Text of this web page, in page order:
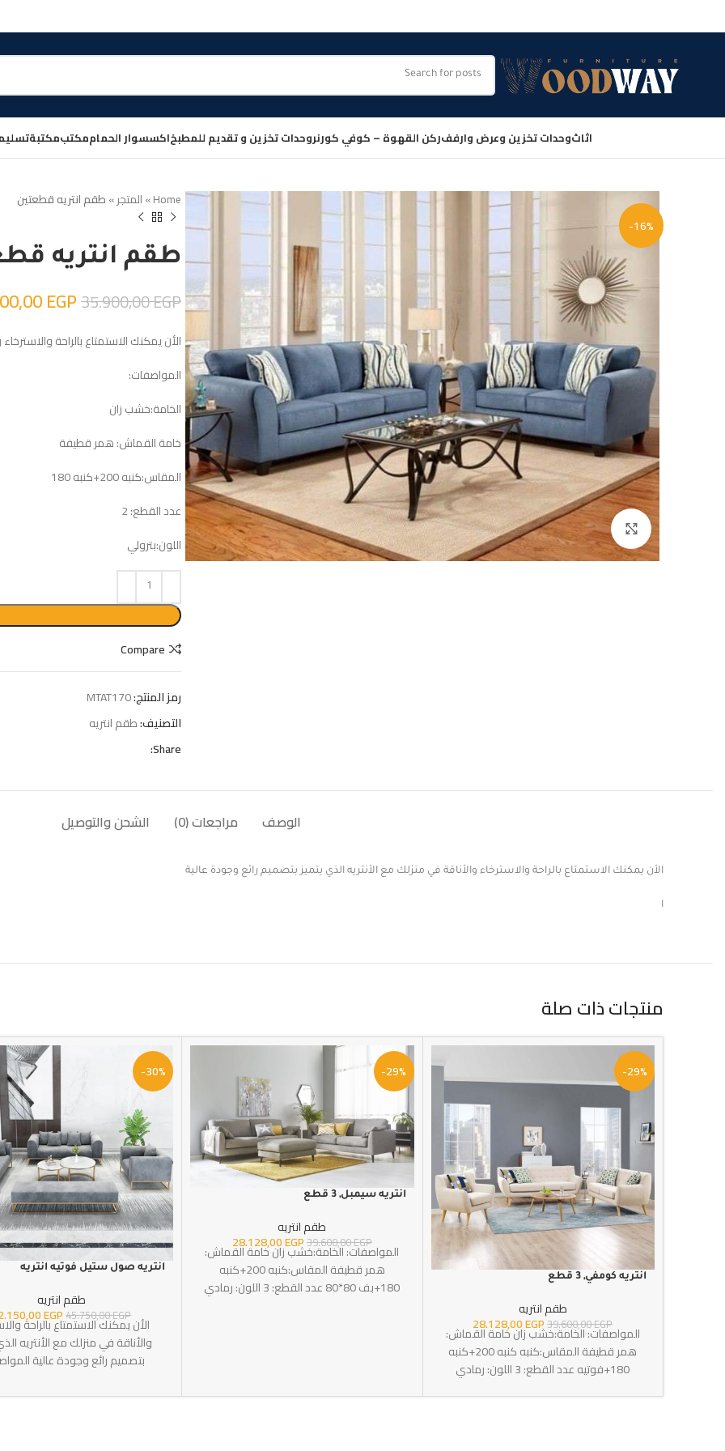
اثاثوحدات تخزين وعرض وارففركن القهوة – كوفي كورنروحدات تخزين و تقديم للمطبخاكسسوار الحماممكتبمكتبة
-16%
Click to enlarge
Home
» المتجر» طقم انتريه قطعتين
طقم انتريه
35.900,00EGP
EGP
الأن يمكنك الاستمتاع بالراحة
المواصفات:
الخامة:خشب زان
خامة القماش: همر قطيفة
المقاس:كنبه 200+كنبه 180
عدد القطع: 2
اللون:بترولي
Compare
رمز المنتج:MTAT170
التصنيف:طقم انتريه
Share:
الوصف مراجعات (0) الشحن والتوصيل
الأن يمكنك الاستمتاع بالراحة والاسترخاء والأناقة في منزلك مع الأنتريه الذي يتميز بتصميم رائع وجودة عالية
ا
منتجات ذات صلة
-29%
انتريه كومفي, 3 قطع
طقم انتريه
39.600,00EGP
28.128,00EGP
المواصفات: الخامة:خشب زان خامة القماش:
همر قطيفة المقاس:كنبه كنبه 200+كنبه
180+فوتيه عدد القطع: 3 اللون: رمادي
-29%
انتريه سيمبل, 3 قطع
طقم انتريه
39.600,00EGP
28.128,00EGP
المواصفات: الخامة:خشب زان خامة القماش:
همر قطيفة المقاس:كنبه 200+كنبه
180+بف 80*80 عدد القطع: 3 اللون: رمادي
-30%
انتريه صول ستيل فوتيه انتريه
طقم انتريه
45.750,00EGP
EGP
الأن يمكنك الاستمتاع بالراحة
والأناقة في منزلك مع الأنتريه
بتصميم رائع وجودة عالية